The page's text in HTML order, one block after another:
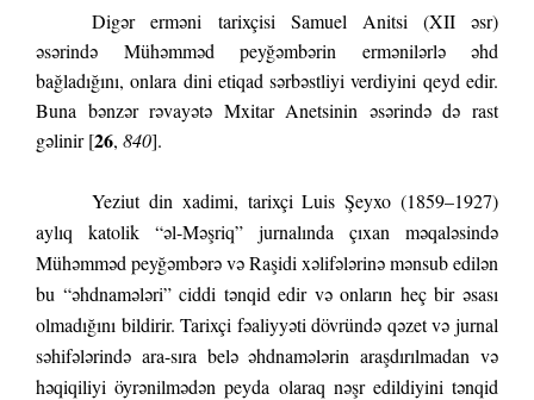
Digər erməni tarixçisi Samuel Anitsi (XII əsr)
əsərində Mühəmməd peyğəmbərin ermənilərlə əhd
bağladığını, onlara dini etiqad sərbəstliyi verdiyini qeyd edir.
Buna bənzər rəvayətə Mxitar Anetsinin əsərində də rast
gəlinir [26, 840].
Yeziutdin xadimi, tarixçi Luis Şeyxo (1859–1927)
aylıq katolik “əl-Məşriq” jurnalında çıxan məqaləsində
Mühəmməd peyğəmbərə və Raşidi xəlifələrinə mənsub edilən
bu “əhdnamələri” ciddi tənqid edir və onların heç bir əsası
olmadığını bildirir. Tarixçi fəaliyyəti dövründə qəzet və jurnal
səhifələrində ara-sıra belə əhdnamələrin araşdırılmadan və
həqiqiliyi öyrənilmədən peyda olaraq nəşr edildiyini tənqid